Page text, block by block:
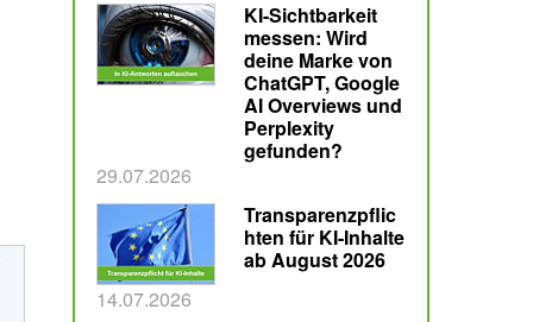
KI-Sichtbarkeit
messen: Wird
deine Marke von
ChatGPT, Google
AI Overviews und
Perplexity
gefunden?
Veröffentlicht am
29.07.2026
Transparenzpflic
hten für KI-Inhalte
ab August 2026
Veröffentlicht am
14.07.2026